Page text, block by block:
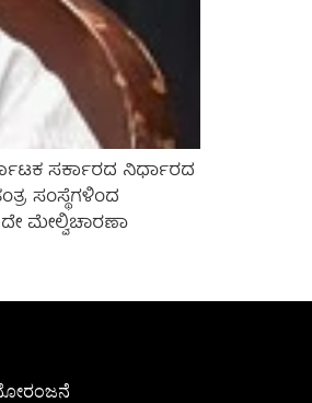
ಸರ್ಕಾರದ ನಿರ್ಧಾರದ
ಸಂಸ್ಥೆಗಳಿಂದ
ಮೇಲ್ವಿಚಾರಣಾ